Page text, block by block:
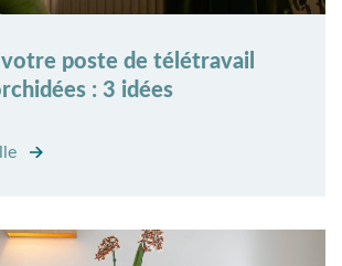
votre poste de télétravail
: 3 idées